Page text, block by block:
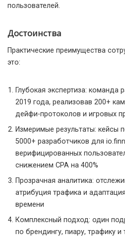
пользователей.
Достоинства
Практические преимущества
это:
Глубокая экспертиза: команда
2019 года, реализовав 200+
дейфи-протоколов и игровых
Измеримые результаты: кейсы
5000+ разработчиков для
верифицированных
снижением CPA на 400%
Прозрачная аналитика:
атрибуция трафика и
времени
Комплексный подход: один
по брендингу, пиару, трафику